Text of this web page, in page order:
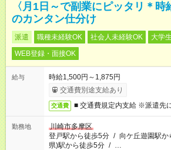
〈月1日～で副業にピッタリ＊
のカンタン仕分け
派遣 職種未経験OK 社会人未経験OK 大学
WEB登録・面接OK
給与
時給1,500円～1,875円
交通費別途支給あり
交通費 ■ 交通費規定内支給 ※派遣先
勤務地
川崎市多摩区
登戸駅から徒歩5分 / 向ケ丘遊園駅か
県)駅から徒歩5分 / …